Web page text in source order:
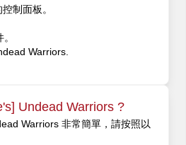
制面板。
Warriors.
Undead Warriors ?
Warriors 非常簡單，請按照以